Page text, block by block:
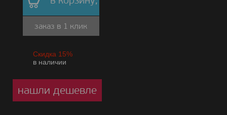
заказ в 1 клик
Скидка 15%
в наличии
нашли дешевле